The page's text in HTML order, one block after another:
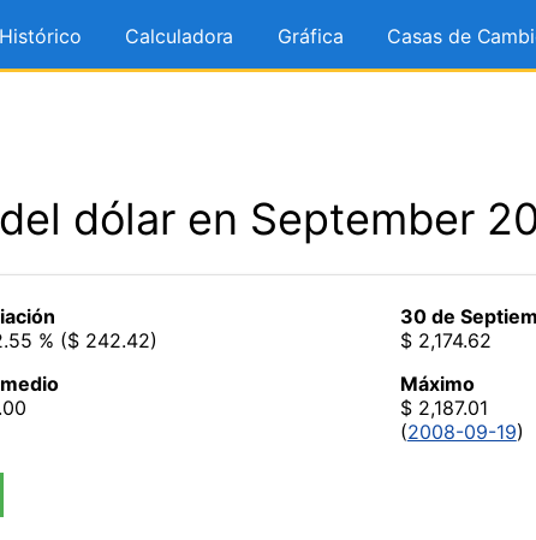
Calculadora Gráfica Casas de
dólar en September
% ($ 242.42)
30 de
$ 2,174.62
Máximo
$ 2,187.01
(2008-09-19)